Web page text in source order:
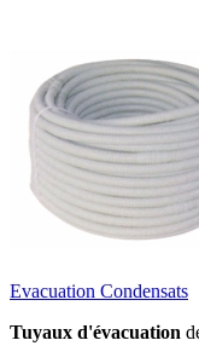
Evacuation Condensats
Tuyaux d'évacuation